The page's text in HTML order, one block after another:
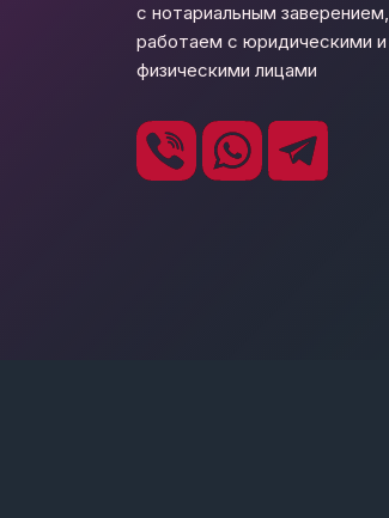
с нотариальным заверением,
работаем с юридическими и
физическими лицами